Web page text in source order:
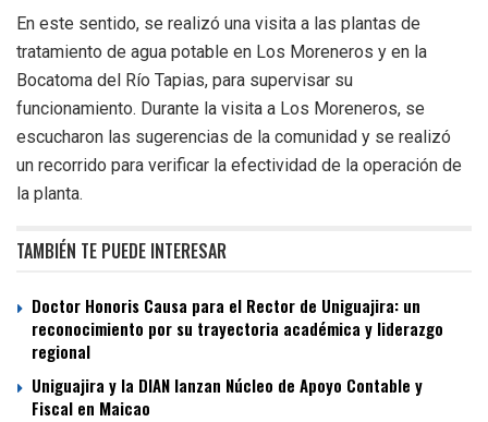
En este sentido, se realizó una visita a las plantas de
tratamiento de agua potable en Los Moreneros y en la
Bocatoma del Río Tapias, para supervisar su
funcionamiento. Durante la visita a Los Moreneros, se
escucharon las sugerencias de la comunidad y se realizó
un recorrido para verificar la efectividad de la operación de
la planta.
TAMBIÉN TE PUEDE INTERESAR
Doctor Honoris Causa para el Rector de Uniguajira: un
reconocimiento por su trayectoria académica y liderazgo
regional
Uniguajira y la DIAN lanzan Núcleo de Apoyo Contable y
Fiscal en Maicao